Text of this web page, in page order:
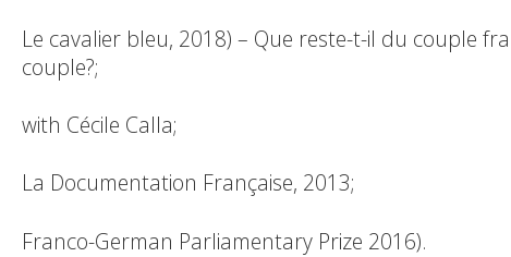
Le cavalier bleu, 2018) – Que reste-t-il du couple
couple?;
with Cécile Calla;
La Documentation Française, 2013;
Franco-German Parliamentary Prize 2016).